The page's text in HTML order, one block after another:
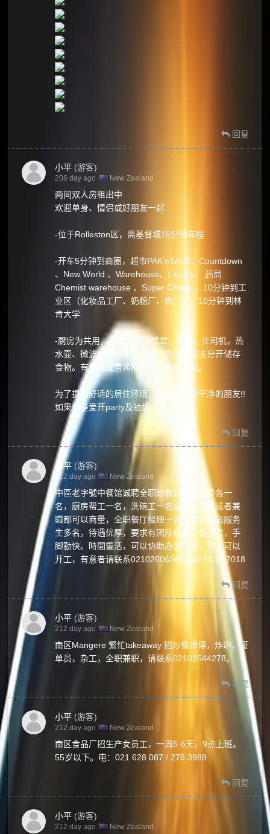
回复
小平 (游客)
206 day ago New Zealand
两间双人房租出中
欢迎单身、情侣或好朋友一起
-位于Rolleston区，离基督城15分钟车程
-开车5分钟到商圈，超市PAK’nSAVE、Countdown
、New World 、Warehouse、Library、 药局
Chemist warehouse 、Super Cheap ，10分钟到工
业区（化妆品工厂、奶粉厂、肉厂），10分钟到林
肯大学
-厨房为共用，可使用锅碗瓢盆、餐具、吐司机，热
水壶、微波炉、烤箱、冰箱提供冷藏冷冻分开储存
食物。有提供放置酱料的柜子跟食物柜。
为了提供舒适的居住环境，希望能保持干净的朋友!!
如果你是爱开party及抽烟
回复
小平 (游客)
212 day ago New Zealand
中區老字號中餐馆诚聘全职炒餐师傅和炸炉各一
名，厨房帮工一名，洗碗工一名全职，全職或者兼
職都可以商量，全职餐厅经理一名，兼职楼面服务
生多名，待遇优厚，要求有团队精神，爱卫生，手
脚勤快。時間靈活，可以协助办理工签，马上可以
开工，有意者请联系02102606348或021 035 7018
回复
小平 (游客)
212 day ago New Zealand
南区Mangere 繁忙takeaway 招炒餐师傅，炸炉，接
单员，杂工，全职兼职，请联系02102544278。
回复
小平 (游客)
212 day ago New Zealand
南区食品厂招生产女员工，一周5-6天，9点上班。
55岁以下。电：021 628 087 / 276 3988
回复
小平 (游客)
212 day ago New Zealand